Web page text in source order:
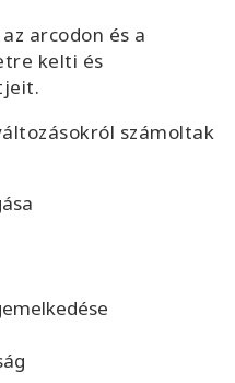
arcodon és a
kelti és
.
számoltak